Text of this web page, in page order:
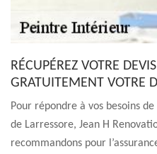
RÉCUPÉREZ VOTRE
GRATUITEMENT VOTRE
Pour répondre à vos besoins
de Larressore, Jean H
recommandons pour